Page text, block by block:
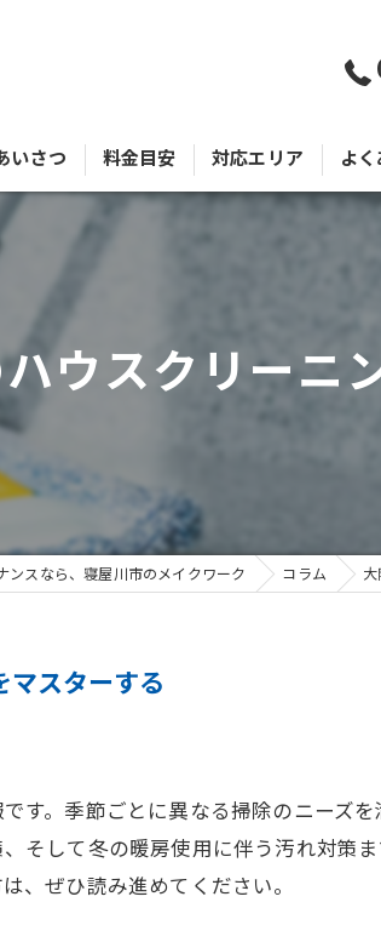
いさつ 料金目安 対応エリア よ
ウスクリーニ
ンスなら、寝屋川市のメイクワーク コラム
スターする
す。季節ごとに異なる掃除のニーズ
そして冬の暖房使用に伴う汚れ対策
、ぜひ読み進めてください。